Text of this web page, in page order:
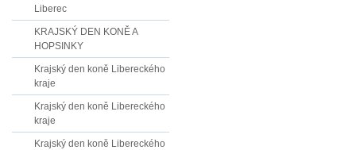
Liberec
KRAJSKÝ DEN KONĚ A
HOPSINKY
Krajský den koně Libereckého
kraje
Krajský den koně Libereckého
kraje
Krajský den koně Libereckého